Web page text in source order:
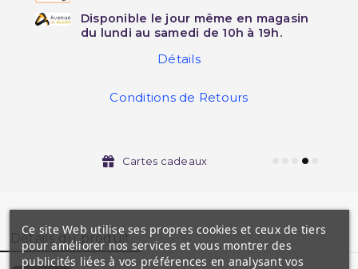
Disponible le jour même en magasin
du lundi au samedi de 10h à 19h.
Détails
Conditions de Retours
Cartes cadeaux
Détails du produit
Ce site Web utilise ses propres cookies et ceux de tiers
pour améliorer nos services et vous montrer des
publicités liées à vos préférences en analysant vos